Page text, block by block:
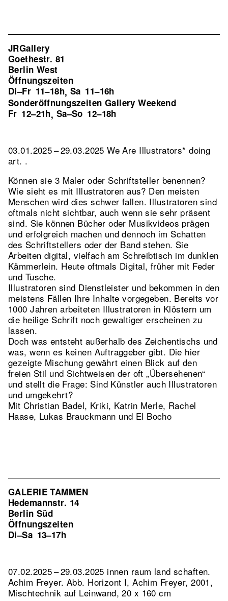
JRGallery
Goethestr. 81
Berlin West
Öffnungszeiten
Di–Fr 11–18h, Sa 11–16h
Sonderöffnungszeiten Gallery Weekend
Fr 12–21h, Sa–So 12–18h
03.01.2025 – 29.03.2025 We Are Illustrators* doing
art. .
Können sie 3 Maler oder Schriftsteller benennen?
Wie sieht es mit Illustratoren aus? Den meisten
Menschen wird dies schwer fallen. Illustratoren sind
oftmals nicht sichtbar, auch wenn sie sehr präsent
sind. Sie können Bücher oder Musikvideos prägen
und erfolgreich machen und dennoch im Schatten
des Schriftstellers oder der Band stehen. Sie
Arbeiten digital, vielfach am Schreibtisch im dunklen
Kämmerlein. Heute oftmals Digital, früher mit Feder
und Tusche.
Illustratoren sind Dienstleister und bekommen in den
meistens Fällen Ihre Inhalte vorgegeben. Bereits vor
1000 Jahren arbeiteten Illustratoren in Klöstern um
die heilige Schrift noch gewaltiger erscheinen zu
lassen.
Doch was entsteht außerhalb des Zeichentischs und
was, wenn es keinen Auftraggeber gibt. Die hier
gezeigte Mischung gewährt einen Blick auf den
freien Stil und Sichtweisen der oft „Übersehenen“
und stellt die Frage: Sind Künstler auch Illustratoren
und umgekehrt?
Mit Christian Badel, Kriki, Katrin Merle, Rachel
Haase, Lukas Brauckmann und El Bocho
GALERIE TAMMEN
Hedemannstr. 14
Berlin Süd
Öffnungszeiten
Di–Sa 13–17h
07.02.2025 – 29.03.2025 innen raum land schaften.
Achim Freyer. Abb. Horizont I, Achim Freyer, 2001,
Mischtechnik auf Leinwand, 20 x 160 cm